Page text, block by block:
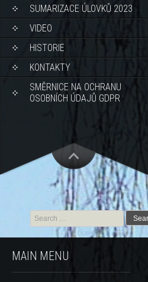
SUMARIZACE ÚLOVKŮ 2023
VIDEO
HISTORIE
KONTAKTY
SMĚRNICE NA OCHRANU
OSOBNÍCH ÚDAJŮ GDPR
Search for:
MAIN MENU